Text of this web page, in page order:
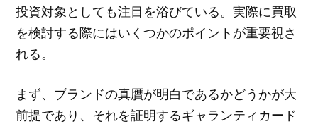
投資対象としても注目を浴びている。実際に買取
を検討する際にはいくつかのポイントが重要視さ
れる。
まず、ブランドの真贋が明白であるかどうかが大
前提であり、それを証明するギャランティカード